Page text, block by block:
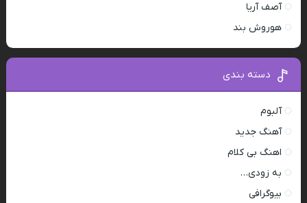
آصف آریا
هوروش بند
دسته بندی
آلبوم
آهنگ جدید
اهنگ بی کلام
به زودی…
بیوگرافی